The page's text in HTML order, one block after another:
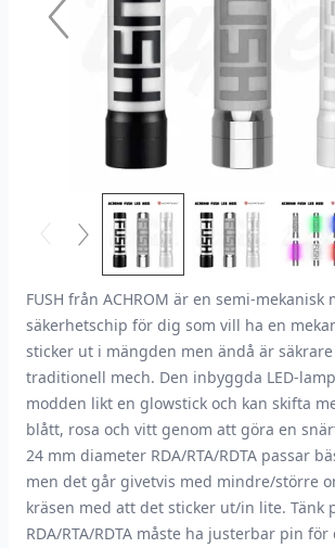
FUSH från ACHROM är en semi-mekanisk
säkerhetschip för dig som vill ha en
sticker ut i mängden men ändå är
traditionell mech. Den inbyggda LED-
modden likt en glowstick och kan skifta
blått, rosa och vitt genom att göra en
24 mm diameter RDA/RTA/RDTA passar
men det går givetvis med mindre/större
kräsen med att det sticker ut/in lite. Tänk
RDA/RTA/RDTA måste ha justerbar pin